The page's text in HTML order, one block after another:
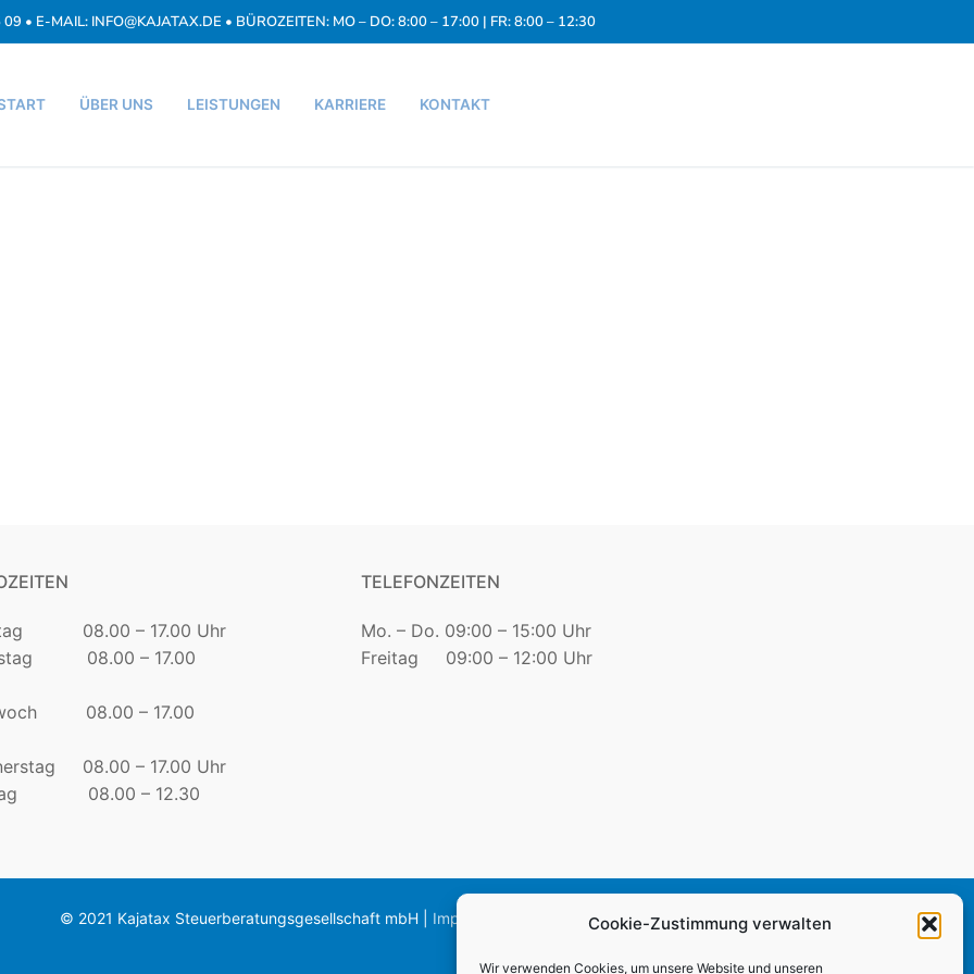
Cookie-Zustimmung verwalten
Wir verwenden Cookies, um unsere Website und unseren
• E-MAIL: INFO@KAJATAX.DE • BÜROZEITEN: MO – DO: 8:00 – 17:00 | FR: 8:00 – 12:30
ÜBER UNS LEISTUNGEN KARRIERE KONTAKT
08.00 – 17.00 Uhr
08.00 – 17.00
08.00 – 17.00
08.00 – 17.00 Uhr
08.00 – 12.30
TELEFONZEITEN
Mo. – Do. 09:00 – 15:00 Uhr
Freitag 09:00 – 12:00 Uhr
© 2021 Kajatax Steuerberatungsgesellschaft mbH | Impressum Datenschutz